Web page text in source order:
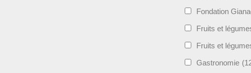
Fondation
Fruits et
Fruits et
Gastronomie